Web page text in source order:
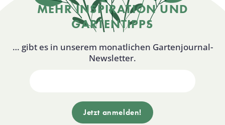
MEHR INSPIRATION UND
GARTENTIPPS
… gibt es in unserem monatlichen Gartenjournal-
Newsletter.